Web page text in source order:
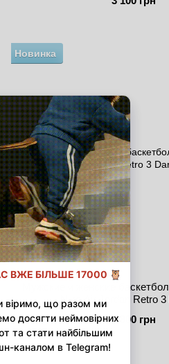
Новинка
Мужские и женские
Nike Air Jordan Retro
2 800 грн